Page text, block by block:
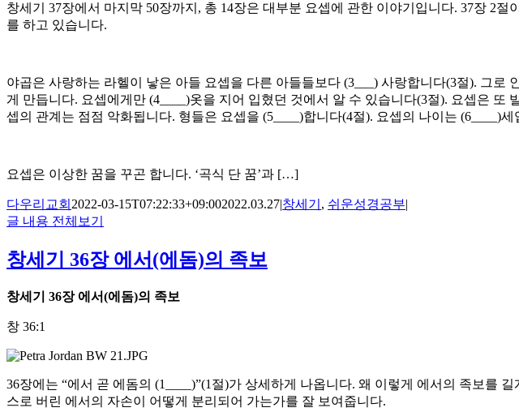
창세기 37장에서 마지막 50장까지, 총 14장은 대부분 요셉에 관한 이야기입니다. 37장 2절
를 하고 있습니다.
야곱은 사랑하는 라헬이 낳은 아들 요셉을 다른 아들들보다 (3___) 사랑합니다(3절). 그
게 만듭니다. 요셉에게만 (4____)옷을 지어 입혔던 것에서 알 수 있습니다(3절). 요셉은
셉의 관계는 점점 악화됩니다. 형들은 요셉을 (5____)합니다(4절). 요셉의 나이는 (6____)세
요셉은 이상한 꿈을 꾸곤 합니다. ‘곡식 단 꿈’과 […]
다우리교회 2022-03-15T07:22:33+09:002022.03.27|창세기 , 쉬운성경공부|
글 내용 전체보기
창세기 36장 에서(에돔)의 족보
창세기 36장 에서(에돔)의 족보
창 36:1
36장에는 “에서 곧 에돔의 (1____)”(1절)가 상세하게 나옵니다. 왜 이렇게 에서의 족보를
스로 버린 에서의 자손이 어떻게 분리되어 가는가를 잘 보여줍니다.